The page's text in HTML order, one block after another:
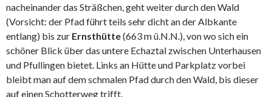
nacheinander das Sträßchen, geht weiter durch den Wald
(Vorsicht: der Pfad führt teils sehr dicht an der Albkante
entlang) bis zur Ernsthütte(663 m ü.N.N.), von wo sich ein
schöner Blick über das untere Echaztal zwischen Unterhausen
und Pfullingen bietet. Links an Hütte und Parkplatz vorbei
bleibt man auf dem schmalen Pfad durch den Wald, bis dieser
auf einen Schotterweg trifft.